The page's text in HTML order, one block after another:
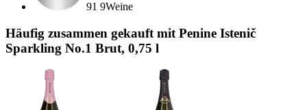
91 9Weine
Häufig zusammen gekauft mit Penine Istenič
Sparkling No.1 Brut, 0,75 l